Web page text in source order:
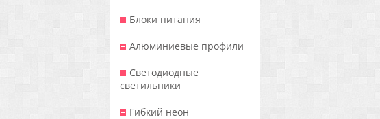
Блоки питания
Алюминиевые профили
Светодиодные
светильники
Гибкий неон